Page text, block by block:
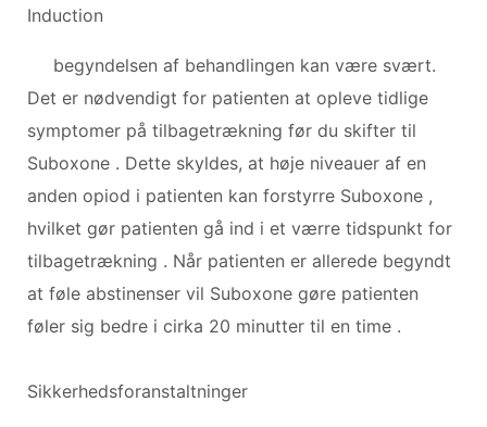
Induction
begyndelsen af ​​behandlingen kan være svært.
Det er nødvendigt for patienten at opleve tidlige
symptomer på tilbagetrækning før du skifter til
Suboxone . Dette skyldes, at høje niveauer af en
anden opiod i patienten kan forstyrre Suboxone ,
hvilket gør patienten gå ind i et værre tidspunkt for
tilbagetrækning . Når patienten er allerede begyndt
at føle abstinenser vil Suboxone gøre patienten
føler sig bedre i cirka 20 minutter til en time .
Sikkerhedsforanstaltninger